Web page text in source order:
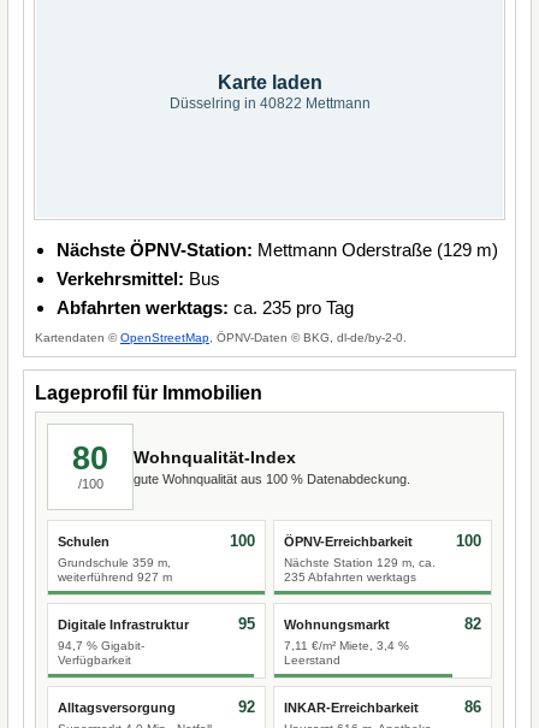
Karte laden
Düsselring in 40822 Mettmann
Nächste ÖPNV-Station: Mettmann Oderstraße (129 m)
Verkehrsmittel: Bus
Abfahrten werktags: ca. 235 pro Tag
Kartendaten ©OpenStreetMap , ÖPNV-Daten © BKG, dl-de/by-2-0.
Lageprofil für Immobilien
80
/100
Wohnqualität-Index
gute Wohnqualität aus 100 % Datenabdeckung.
Schulen
Grundschule 359 m,
weiterführend 927 m
100 ÖPNV-Erreichbarkeit
Nächste Station 129 m, ca.
235 Abfahrten werktags
100
Digitale Infrastruktur
94,7 % Gigabit-
Verfügbarkeit
95 Wohnungsmarkt
7,11 €/m² Miete, 3,4 %
Leerstand
82
Alltagsversorgung 92 INKAR-Erreichbarkeit 86